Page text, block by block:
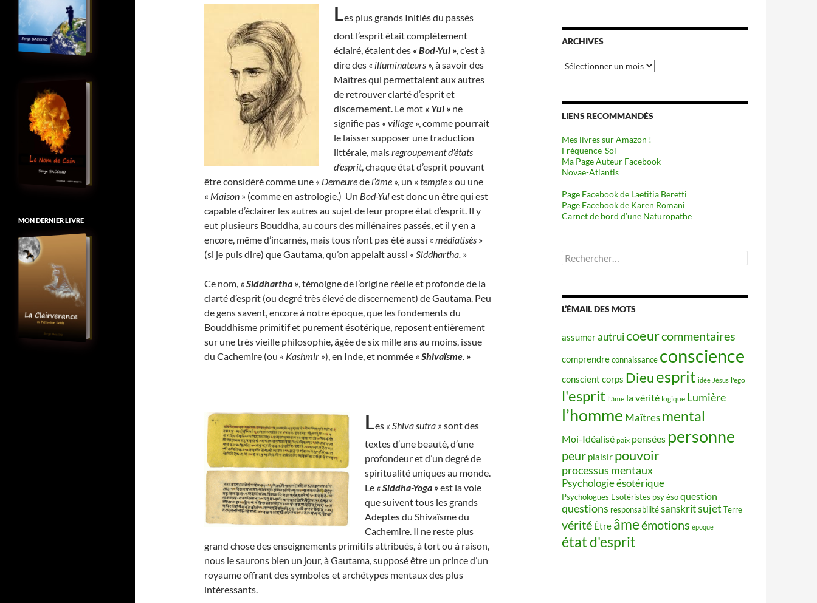
Les plus grands Initiés du passés
dont l’esprit était complètement
éclairé, étaient des « Bod-Yul », c’est à
dire des « illuminateurs », à savoir des
Maîtres qui permettaient aux autres
de retrouver clarté d’esprit et
discernement. Le mot « Yul » ne
signifie pas « village », comme pourrait
le laisser supposer une traduction
littérale, maisregroupement d’états
d’esprit, chaque état d’esprit pouvant
être considéré comme une « Demeurede l’âme », un « temple » ou une
« Maison » (comme en astrologie.) Un Bod-Yulest donc un être qui est
capable d’éclairer les autres au sujet de leur propre état d’esprit. Il y
eut plusieurs Bouddha, au cours des millénaires passés, et il y en a
encore, même d’incarnés, mais tous n’ont pas été aussi « médiatisés »
(si je puis dire) que Gautama, qu’on appelait aussi « Siddhartha. »
Ce nom, « Siddhartha », témoigne de l’origine réelle et profonde de la
clarté d’esprit (ou degré très élevé de discernement) de Gautama. Peu
de gens savent, encore à notre époque, que les fondements du
Bouddhisme primitif et purement ésotérique, reposent entièrement
sur une très vieille philosophie, âgée de six mille ans au moins, issue
du Cachemire (ou « Kashmir »), en Inde, et nommée « Shivaïsme. »
Les « Shiva sutra » sont des
textes d’une beauté, d’une
profondeur et d’un degré de
spiritualité uniques au monde.
Le « Siddha-Yoga »est la voie
que suivent tous les grands
Adeptes du Shivaïsme du
Cachemire. Il ne reste plus
grand chose des enseignements primitifs attribués, à tort ou à raison,
nous le saurons bien un jour, à Gautama, supposé être un prince d’un
royaume offrant des symboles et archétypes mentaux des plus
intéressants.
ARCHIVES
Archives
LIENS RECOMMANDÉS
Mes livres sur Amazon !
Fréquence-Soi
Ma Page Auteur Facebook
Novae-Atlantis
Page Facebook de Laetitia Beretti
Page Facebook de Karen Romani
Carnet de bord d’une Naturopathe
Rechercher :
L’ÉMAIL DES MOTS
assumerautruicoeurcommentaires
comprendreconnaissance conscience
conscient corps Dieuesprit idée Jésus l'ego
l'esprit l'âme la vérité logique Lumière
l’homme Maîtres mental
Moi-Idéalisé paix pensées personne
peur plaisir pouvoir
processus mentaux
Psychologie ésotérique
Psychologues Esotéristes psy ésoquestion
questions responsabilitésanskritsujet Terre
vérité Être âmeémotions époque
état d'esprit
MON DERNIER LIVRE